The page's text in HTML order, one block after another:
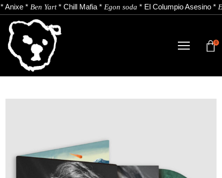
Anixe*Ben Yart*Chill Mafia*Egon soda*El Columpio Asesino*
TIENDA
CONTACTO
0